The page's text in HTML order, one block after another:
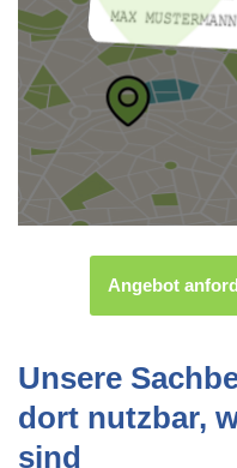
Angebot
Unsere
dort nutzbar,
sind